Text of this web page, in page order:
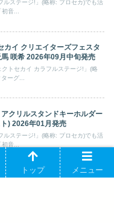
ルステージ!」(略称: プロセカ)でも活
初音...
カイ クリエイターズフェスタ
咲希 2026年09月中旬発売
トセカイ カラフルステージ!」(略
ーグ...
クリルスタンドキーホルダー
) 2026年01月発売
ルステージ!」(略称: プロセカ)でも活
音...
トップ メニュー